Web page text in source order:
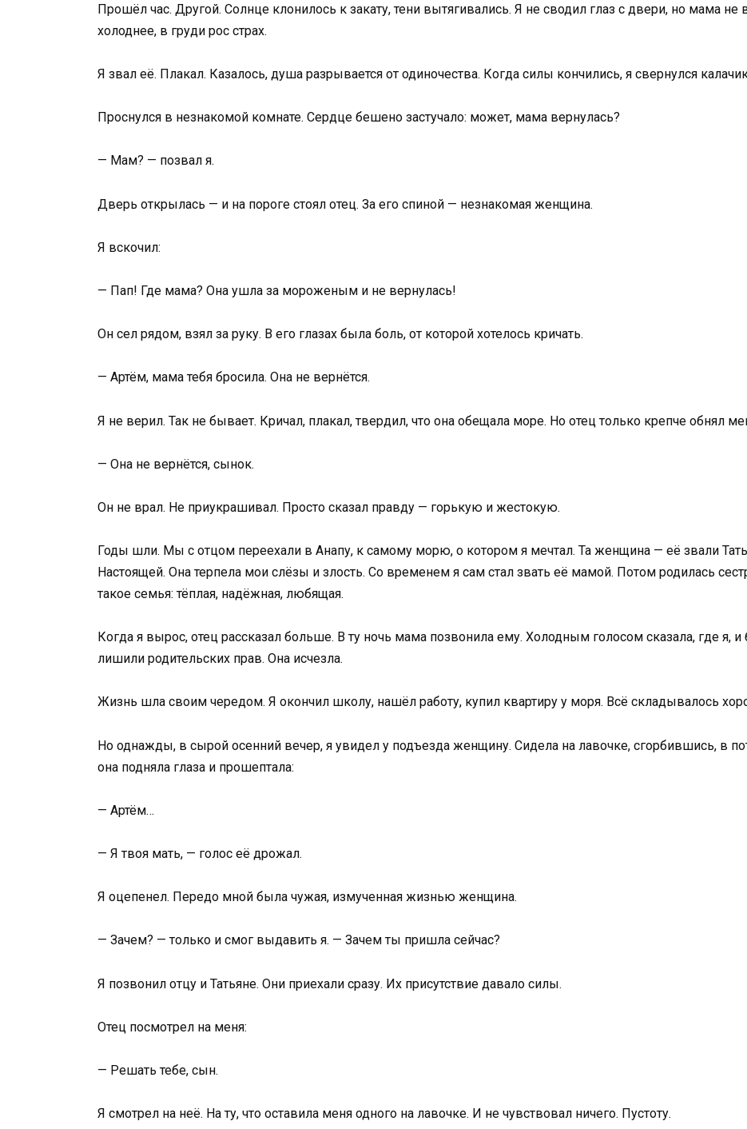
Прошёл час. Другой. Солнце клонилось к закату, тени вытягивались. Я не сводил глаз с двери, но мама не
холоднее, в груди рос страх.
Я звал её. Плакал. Казалось, душа разрывается от одиночества. Когда силы кончились, я свернулся
Проснулся в незнакомой комнате. Сердце бешено застучало: может, мама вернулась?
— Мам? — позвал я.
Дверь открылась — и на пороге стоял отец. За его спиной — незнакомая женщина.
Я вскочил:
— Пап! Где мама? Она ушла за мороженым и не вернулась!
Он сел рядом, взял за руку. В его глазах была боль, от которой хотелось кричать.
— Артём, мама тебя бросила. Она не вернётся.
Я не верил. Так не бывает. Кричал, плакал, твердил, что она обещала море. Но отец только крепче обнял
— Она не вернётся, сынок.
Он не врал. Не приукрашивал. Просто сказал правду — горькую и жестокую.
Годы шли. Мы с отцом переехали в Анапу, к самому морю, о котором я мечтал. Та женщина — её звали
Настоящей. Она терпела мои слёзы и злость. Со временем я сам стал звать её мамой. Потом родилась
такое семья: тёплая, надёжная, любящая.
Когда я вырос, отец рассказал больше. В ту ночь мама позвонила ему. Холодным голосом сказала, где я, и
лишили родительских прав. Она исчезла.
Жизнь шла своим чередом. Я окончил школу, нашёл работу, купил квартиру у моря. Всё складывалось
Но однажды, в сырой осенний вечер, я увидел у подъезда женщину. Сидела на лавочке, сгорбившись, в
она подняла глаза и прошептала:
— Артём…
— Я твоя мать, — голос её дрожал.
Я оцепенел. Передо мной была чужая, измученная жизнью женщина.
— Зачем? — только и смог выдавить я. — Зачем ты пришла сейчас?
Я позвонил отцу и Татьяне. Они приехали сразу. Их присутствие давало силы.
Отец посмотрел на меня:
— Решать тебе, сын.
Я смотрел на неё. На ту, что оставила меня одного на лавочке. И не чувствовал ничего. Пустоту.